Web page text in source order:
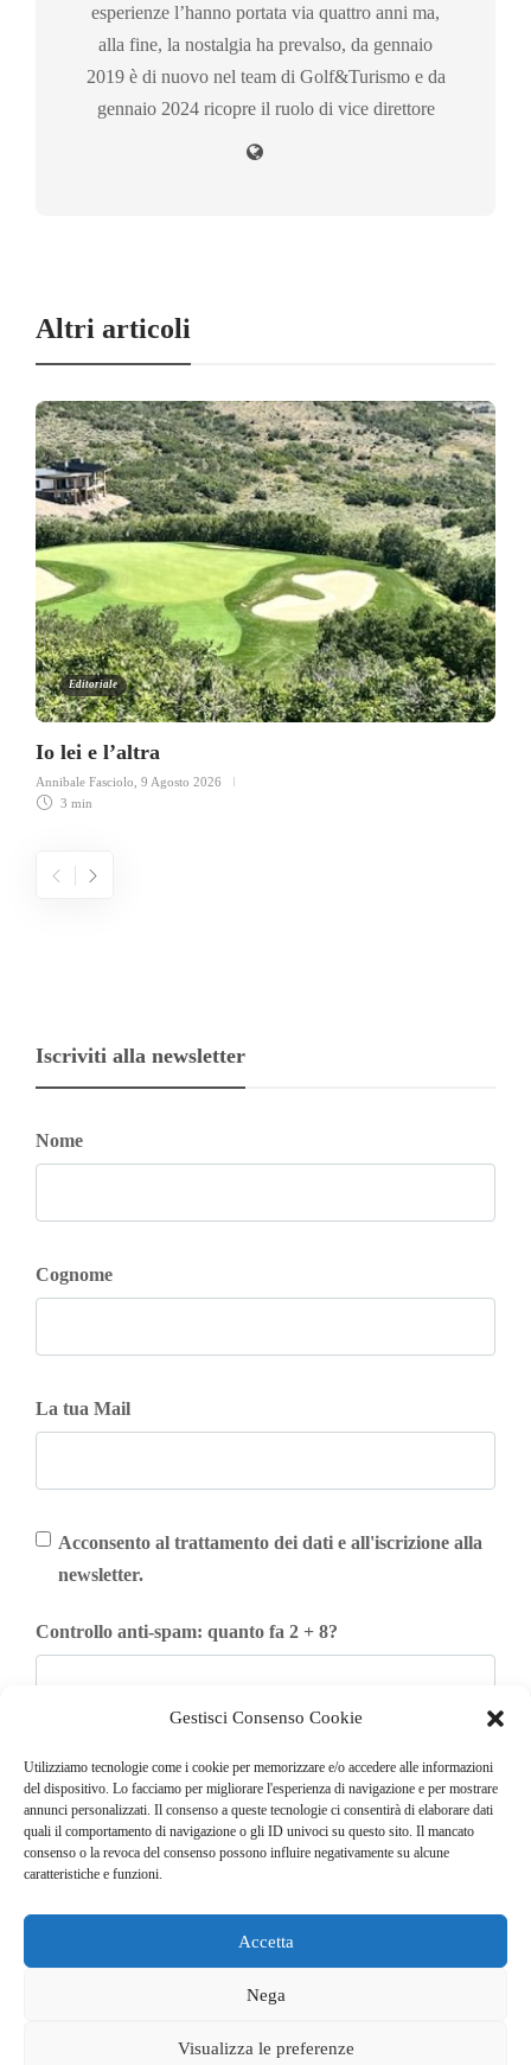
Gestisci Consenso Cookie
Utilizziamo tecnologie come i cookie per memorizzare e/o accedere alle informazioni
del dispositivo. Lo facciamo per migliorare l'esperienza di navigazione e per mostrare
annunci personalizzati. Il consenso a queste tecnologie ci consentirà di elaborare dati
quali il comportamento di navigazione o gli ID univoci su questo sito. Il mancato
consenso o la revoca del consenso possono influire negativamente su alcune
caratteristiche e funzioni.
Accetta
Nega
Visualizza le preferenze
esperienze l’hanno portata via quattro anni ma,
alla fine, la nostalgia ha prevalso, da gennaio
2019 è di nuovo nel team di Golf&Turismo e da
gennaio 2024 ricopre il ruolo di vice direttore
Altri articoli
Editoriale
Io lei e l’altra
Annibale Fasciolo 9 Agosto 2026
3 min
Iscriviti alla newsletter
Nome
Cognome
La tua Mail
Acconsento al trattamento dei dati e all'iscrizione alla
newsletter.
Controllo anti-spam: quanto fa 2 + 8?
Iscriviti